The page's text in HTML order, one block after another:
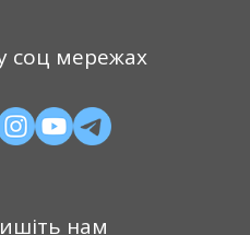
соц мережах
нам